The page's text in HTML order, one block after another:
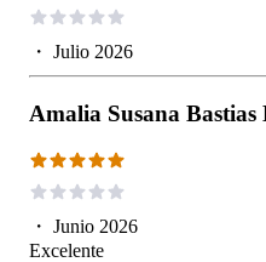
・ Julio 2026
Amalia Susana Bastias
・ Junio 2026
Excelente